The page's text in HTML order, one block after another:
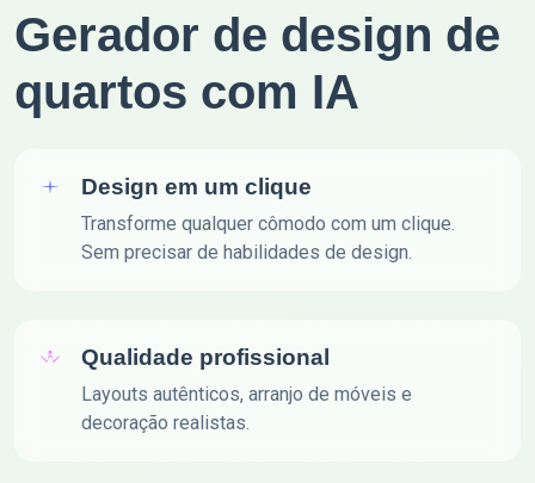
Gerador de design de
quartos com IA
Design em um clique
Transforme qualquer cômodo com um clique.
Sem precisar de habilidades de design.
Qualidade profissional
Layouts autênticos, arranjo de móveis e
decoração realistas.